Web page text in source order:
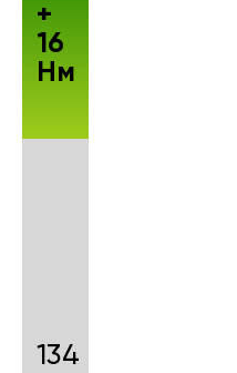
134
+
16
Нм